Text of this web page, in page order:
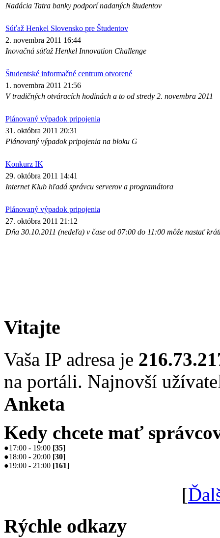
Nadácia Tatra banky podporí nadaných študentov
Súťaž Henkel Slovensko pre Študentov
2. novembra 2011 16:44
Inovačná súťaž Henkel Innovation Challenge
Študentské informačné centrum otvorené
1. novembra 2011 21:56
V tradičných otváracích hodinách a to od stredy 2. novembra 2011
Plánovaný výpadok pripojenia
31. októbra 2011 20:31
Plánovaný výpadok pripojenia na bloku G
Konkurz IK
29. októbra 2011 14:41
Internet Klub hľadá správcu serverov a programátora
Plánovaný výpadok pripojenia
27. októbra 2011 21:12
Dňa 30.10.2011 (nedeľa) v čase od 07:00 do 11:00 môže nastať
Vitajte
Vaša IP adresa je
na portáli. Najnovší
Anketa
Kedy chcete mať
●17:00 - 19:00 [35]
●18:00 - 20:00 [30]
●19:00 - 21:00 [161]
[
Rýchle odkazy